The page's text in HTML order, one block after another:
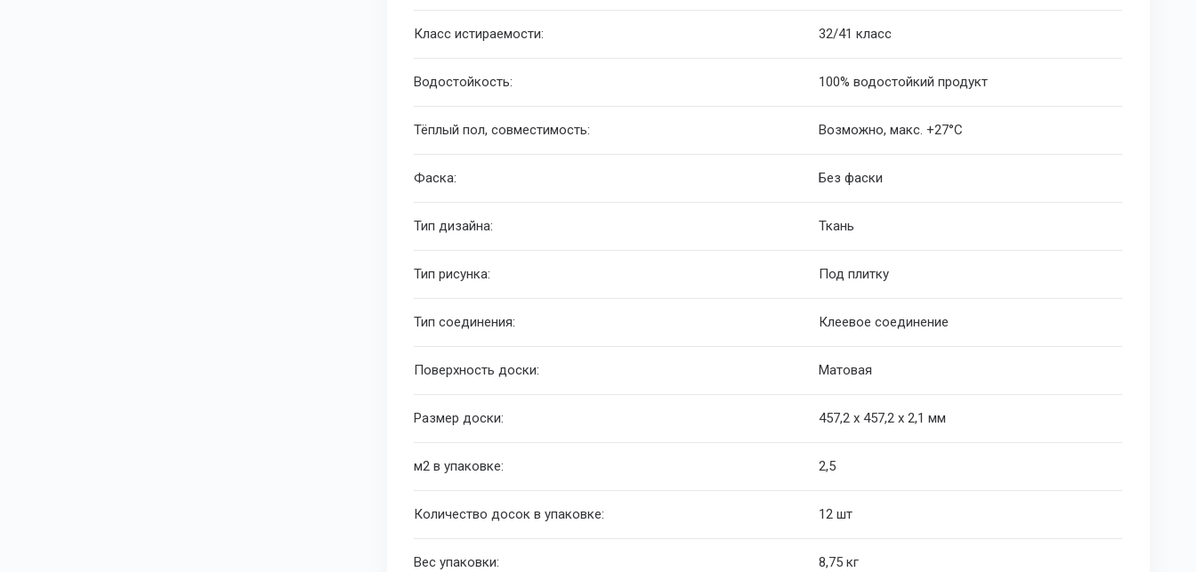
Класс истираемости: 32/41 класс
Водостойкость: 100% водостойкий продукт
Тёплый пол, совместимость: Возможно, макс. +27°С
Фаска: Без фаски
Тип дизайна: Ткань
Тип рисунка: Под плитку
Тип соединения: Клеевое соединение
Поверхность доски: Матовая
Размер доски: 457,2 х 457,2 х 2,1 мм
м2 в упаковке: 2,5
Количество досок в упаковке: 12 шт
Вес упаковки: 8,75 кг